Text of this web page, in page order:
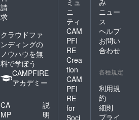
請
求
クラウドファ
ンディングの
ノウハウを無
料で学ぼう
CAMPFIRE
アカデミー
CA
MP
説
明
ニ
ティ
CAM
PFI
RE
Crea
tion
CAM
PFI
RE
for
Soci
ニュー
ス
ヘルプ
お問い
合わせ
各種規定
利用規
約
細則
プライ